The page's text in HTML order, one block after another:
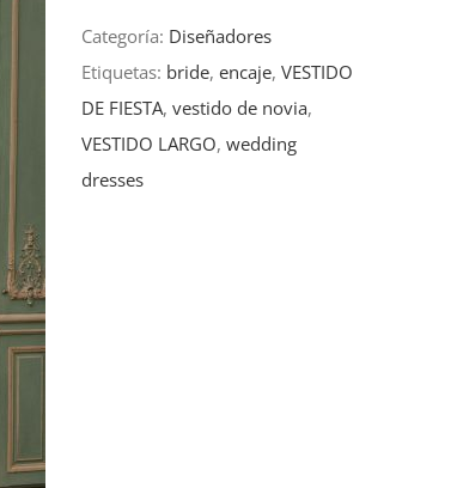
Categoría: Diseñadores
Etiquetas: bride, encaje, VESTIDO
DE FIESTA, vestido de novia,
VESTIDO LARGO, wedding
dresses